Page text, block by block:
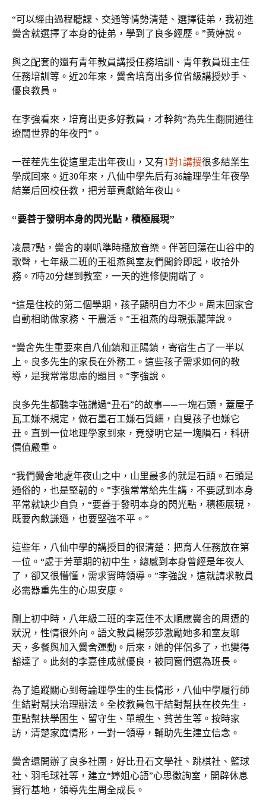
“可以經由過程聽課、交通等情勢清楚、選擇徒弟，我初進
黌舍就選擇了本身的徒弟，學到了良多經歷。”黃婷說。
與之配套的還有青年教員講授任務培訓、青年教員班主任
任務培訓等。近20年來，黌舍培育出多位省級講授妙手、
優良教員。
在李強看來，培育出更多好教員，才幹夠“為先生翻開通往
遼闊世界的年夜門”。
一茬茬先生從這里走出年夜山，又有1對1講授很多結業生
學成回來。近30年來，八仙中學先后有36論理學生年夜學
結業后回校任教，把芳華貢獻給年夜山。
“要善于發明本身的閃光點，積極展現”
凌晨7點，黌舍的喇叭準時播放音樂。伴著回蕩在山谷中的
歌聲，七年級二班的王祖燕與室友們聞鈴即起，收拾外
務。7時20分趕到教室，一天的進修便開端了。
“這是住校的第二個學期，孩子顯明自力不少。周末回家會
自動相助做家務、干農活。”王祖燕的母親張麗萍說。
“黌舍先生重要來自八仙鎮和正陽鎮，寄宿生占了一半以
上。良多先生的家長在外務工。這些孩子需求如何的教
導，是我常常思慮的題目。”李強說。
良多先生都聽李強講過“丑石”的故事——一塊石頭，蓋屋子
瓦工嫌不規定，做石墨石工嫌石質細，白叟孩子也嫌它
丑。直到一位地理學家到來，竟發明它是一塊隕石，科研
價值嚴重。
“我們黌舍地處年夜山之中，山里最多的就是石頭。石頭是
通俗的，也是堅韌的。”李強常常給先生講，不要感到本身
平常就缺少自負，“要善于發明本身的閃光點，積極展現，
既要內斂謙遜，也要堅強不平。”
這些年，八仙中學的講授目的很清楚：把育人任務放在第
一位。“處于芳華期的初中生，總感到本身曾經是年夜人
了，卻又很懵懂，需求實時領導。”李強說，這就請求教員
必需器重先生的心思安康。
剛上初中時，八年級二班的李嘉佳不太順應黌舍的周遭的
狀況，性情很外向。語文教員楊莎莎激勵她多和室友聊
天，多餐與加入黌舍運動。后來，她的伴侶多了，也變得
豁達了。此刻的李嘉佳成就優良，被同窗們選為班長。
為了追蹤關心到每論理學生的生長情形，八仙中學履行師
生結對幫扶治理辦法。全校教員包干結對幫扶在校先生，
重點幫扶學困生、留守生、單親生、貧苦生等。按時家
訪，清楚家庭情形，一對一領導，輔助先生建立信念。
黌舍還開辦了良多社團，好比丑石文學社、跳棋社、籃球
社、羽毛球社等，建立“婷姐心語”心思徵詢室，開辟休息
實行基地，領導先生周全成長。